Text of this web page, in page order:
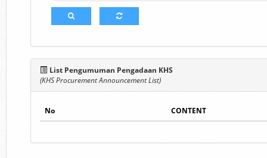
List Pengumuman Pengadaan KHS
(KHS Procurement Announcement List)
No CONTENT